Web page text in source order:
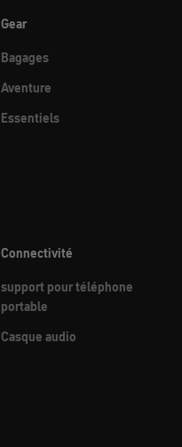
Gear
Bagages
Aventure
Essentiels
Connectivité
support pour téléphone
portable
Casque audio